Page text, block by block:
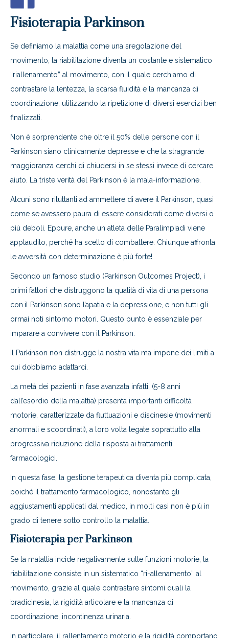
Fisioterapia Parkinson
Se definiamo la malattia come una sregolazione del
movimento, la riabilitazione diventa un costante e sistematico
“riallenamento” al movimento, con il quale cerchiamo di
contrastare la lentezza, la scarsa fluidità e la mancanza di
coordinazione, utilizzando la ripetizione di diversi esercizi ben
finalizzati.
Non è sorprendente che oltre il 50% delle persone con il
Parkinson siano clinicamente depresse e che la stragrande
maggioranza cerchi di chiudersi in se stessi invece di cercare
aiuto. La triste verità del Parkinson è la mala-informazione.
Alcuni sono riluttanti ad ammettere di avere il Parkinson, quasi
come se avessero paura di essere considerati come diversi o
più deboli. Eppure, anche un atleta delle Paralimpiadi viene
applaudito, perché ha scelto di combattere. Chiunque affronta
le avversità con determinazione è più forte!
Secondo un famoso studio (Parkinson Outcomes Project), i
primi fattori che distruggono la qualità di vita di una persona
con il Parkinson sono l’apatia e la depressione, e non tutti gli
ormai noti sintomo motori. Questo punto è essenziale per
imparare a convivere con il Parkinson.
Il Parkinson non distrugge la nostra vita ma impone dei limiti a
cui dobbiamo adattarci.
La metà dei pazienti in fase avanzata infatti, (5-8 anni
dall’esordio della malattia) presenta importanti difficoltà
motorie, caratterizzate da fluttuazioni e discinesie (movimenti
anormali e scoordinati), a loro volta legate soprattutto alla
progressiva riduzione della risposta ai trattamenti
farmacologici.
In questa fase, la gestione terapeutica diventa più complicata,
poiché il trattamento farmacologico, nonostante gli
aggiustamenti applicati dal medico, in molti casi non è più in
grado di tenere sotto controllo la malattia.
Fisioterapia per Parkinson
Se la malattia incide negativamente sulle funzioni motorie, la
riabilitazione consiste in un sistematico “ri-allenamento” al
movimento, grazie al quale contrastare sintomi quali la
bradicinesia, la rigidità articolare e la mancanza di
coordinazione, incontinenza urinaria.
In particolare, il rallentamento motorio e la rigidità comportano